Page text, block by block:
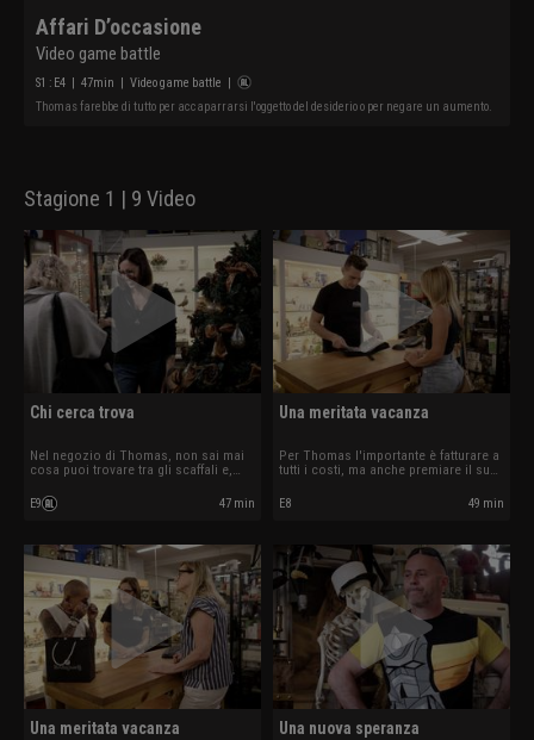
Affari D’occasione
Video game battle
S1 : E4 | 47min | Video game battle |
Thomas farebbe di tutto per accaparrarsi l'oggetto del desiderio o per negare un aumento.
Stagione 1 | 9 Video
Chi cerca trova
Nel negozio di Thomas, non sai mai
cosa puoi trovare tra gli scaffali e,
porterà il prossimo cliente.
E9 47 min
Una meritata vacanza
Per Thomas l'importante è fatturare a
tutti i costi, ma anche premiare il suo
E8 49 min
Una meritata vacanza Una nuova speranza